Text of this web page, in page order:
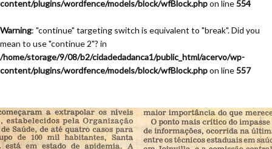
content/plugins/wordfence/models/block/wfBlock.phpon line554
Warning: "continue" targeting switch is equivalent to "break". Did you
mean to use "continue 2"? in
/home/storage/9/08/b2/cidadedadanca1/public_html/acervo/wp-
content/plugins/wordfence/models/block/wfBlock.phpon line557
Festival de Dança de Joinville - 7a. Edição - 1989